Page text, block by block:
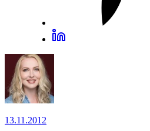
13.11.2012